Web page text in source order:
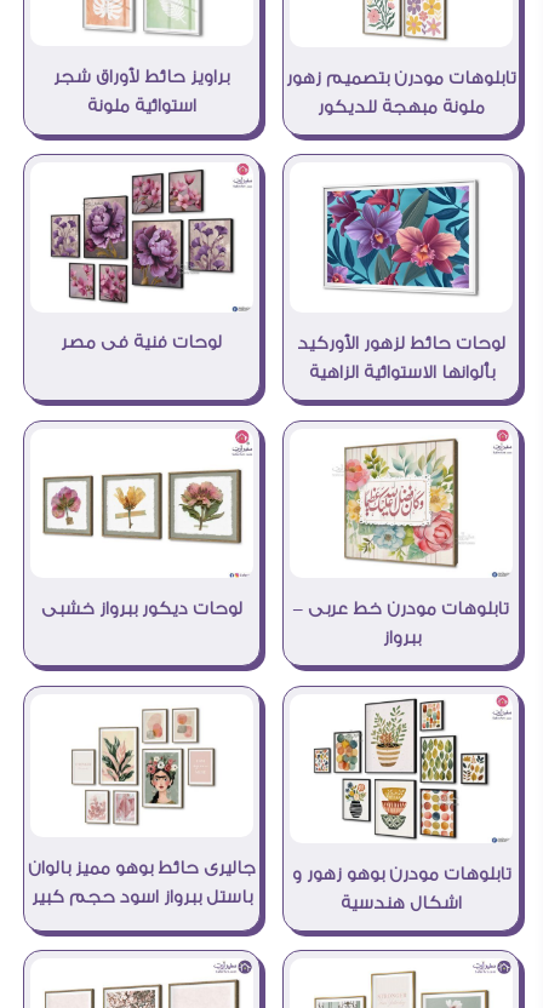
تابلوهات مودرن بتصميم زهور
ملونة مبهجة للديكور
براويز حائط لأوراق شجر
استوائية ملونة
لوحات حائط لزهور الأوركيد
بألوانها الاستوائية الزاهية
لوحات فنية فى مصر
تابلوهات مودرن خط عربى –
ببرواز
لوحات ديكور ببرواز خشبى
تابلوهات مودرن بوهو زهور و
اشكال هندسية
جاليرى حائط بوهو مميز بالوان
باستل ببرواز اسود حجم كبير